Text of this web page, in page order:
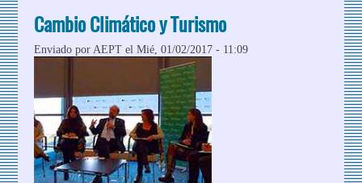
Social unidos ante el 2017: Sinergias y
perspectivas”
Cambio Climático y Turismo
Enviado porAEPT el Mié, 01/02/2017 - 11:09